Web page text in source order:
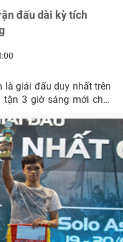
đấu dài kỳ tích
là giải đấu duy nhất trên
3 giờ sáng mới chịu